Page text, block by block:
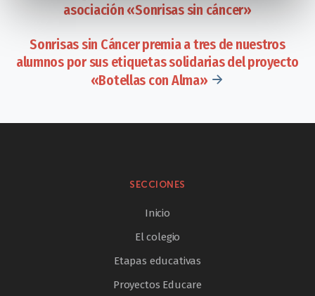
asociación «Sonrisas sin cáncer»
Sonrisas sin Cáncer premia a tres de nuestros
alumnos por sus etiquetas solidarias del proyecto
«Botellas con Alma»
SECCIONES
Inicio
El colegio
Etapas educativas
Proyectos Educare